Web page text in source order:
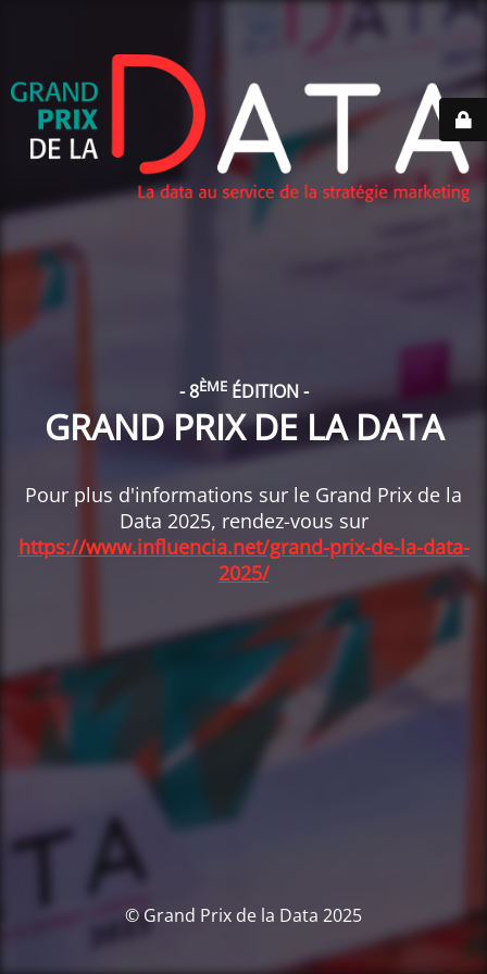
- 8ÈMEÉDITION -
GRAND PRIX DE LA DATA
Pour plus d'informations sur le Grand Prix de la
Data 2025, rendez-vous sur
https://www.influencia.net/grand-prix-de-la-data-
2025/
© Grand Prix de la Data 2025